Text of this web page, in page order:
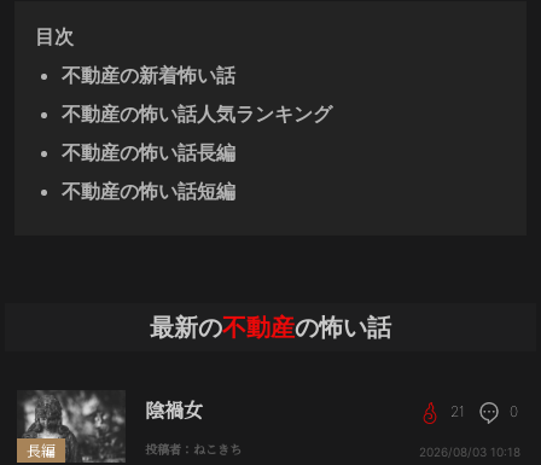
目次
不動産の新着怖い話
不動産の怖い話人気ランキング
不動産の怖い話長編
不動産の怖い話短編
最新の不動産の怖い話
長編
陰禍女
投稿者：ねこきち
21 0
2026/08/03 10:18